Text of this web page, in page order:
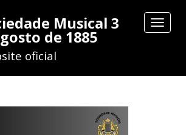
Toggle
Musical 3
de 1885
oficial